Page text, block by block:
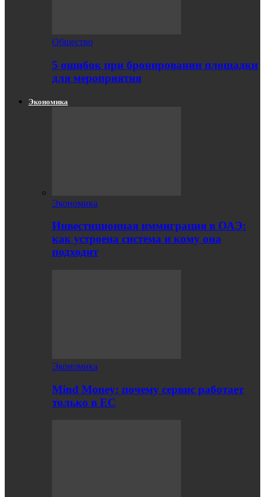
Общество
5 ошибок при бронировании площадки
для мероприятия
Экономика
Экономика
Инвестиционная иммиграция в ОАЭ:
как устроена система и кому она
подходит
Экономика
Mind Money: почему сервис работает
только в ЕС